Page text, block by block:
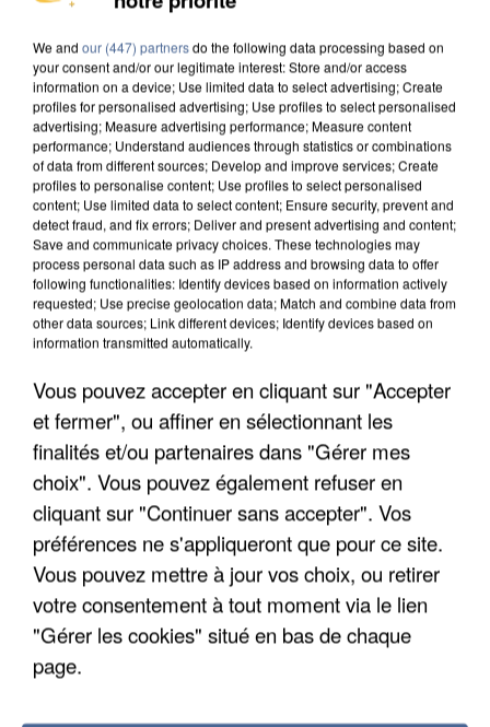
LES DONNÉES DE 300 000 CLIENTS DÉROBÉES À
INTERMARCHÉ APRÈS UNE...
We and our (447) partnersdo the following data processing based on
your consent and/or our legitimate interest: Store and/or access
information on a device; Use limited data to select advertising; Create
profiles for personalised advertising; Use profiles to select personalised
advertising; Measure advertising performance; Measure content
performance; Understand audiences through statistics or combinations
of data from different sources; Develop and improve services; Create
profiles to personalise content; Use profiles to select personalised
content; Use limited data to select content; Ensure security, prevent and
detect fraud, and fix errors; Deliver and present advertising and content;
Save and communicate privacy choices. These technologies may
process personal data such as IP address and browsing data to offer
following functionalities: Identify devices based on information actively
requested; Use precise geolocation data; Match and combine data from
other data sources; Link different devices; Identify devices based on
information transmitted automatically.
Vous pouvez accepter en cliquant sur "Accepter
et fermer", ou affiner en sélectionnant les
finalités et/ou partenaires dans "Gérer mes
choix". Vous pouvez également refuser en
cliquant sur "Continuer sans accepter". Vos
préférences ne s'appliqueront que pour ce site.
Vous pouvez mettre à jour vos choix, ou retirer
votre consentement à tout moment via le lien
"Gérer les cookies" situé en bas de chaque
page.